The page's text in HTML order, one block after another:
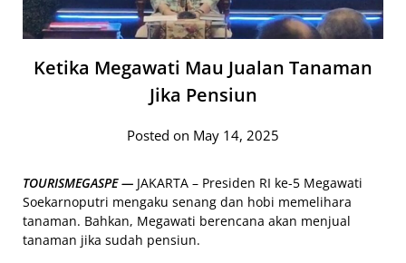
Ketika Megawati Mau Jualan Tanaman
Jika Pensiun
Posted on May 14, 2025
TOURISMEGASPE — JAKARTA – Presiden RI ke-5 Megawati
Soekarnoputri mengaku senang dan hobi memelihara
tanaman. Bahkan, Megawati berencana akan menjual
tanaman jika sudah pensiun.